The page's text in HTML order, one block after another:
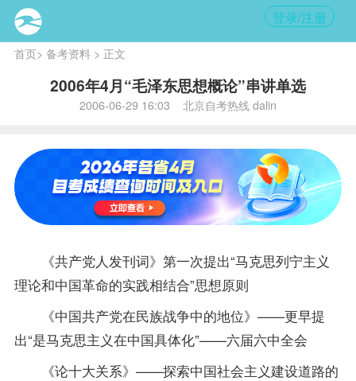
登录/注册
首页> 备考资料> 正文
2006年4月“毛泽东思想概论”串讲单选
2006-06-29 16:03 北京自考热线 dalin
《共产党人发刊词》第一次提出“马克思列宁主义
理论和中国革命的实践相结合”思想原则
《中国共产党在民族战争中的地位》——更早提
出“是马克思主义在中国具体化”——六届六中全会
《论十大关系》——探索中国社会主义建设道路的